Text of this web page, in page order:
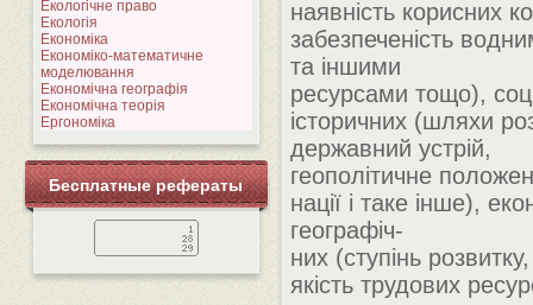
Екологічне право
Екологія
Економіка
Економіко-математичне
моделювання
Економічна географія
Економічна теорія
Ергономіка
Бесплатные рефераты
наявність корисних
забезпеченість
та іншими
ресурсами тощо),
історичних (шляхи
державний устрій,
геополітичне
нації і таке інше),
географіч-
них (ступінь розвитку,
якість трудових